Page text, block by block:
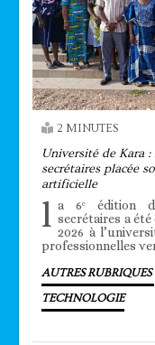
2 MINUTES
Université de Kara
secrétaires placée
artificielle
l a 6ᵉ édition
secrétaires a
2026 à
professionnelles
AUTRES RUBRIQUES
TECHNOLOGIE